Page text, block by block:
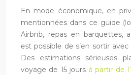
En mode économique, en
mentionnées dans ce guide
Airbnb, repas en barquettes,
est possible de s’en sortir
Des estimations sérieuses
voyage de 15 jours à partir de